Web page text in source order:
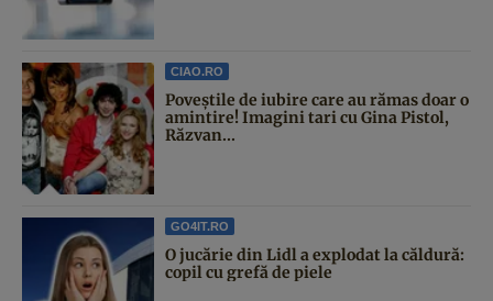
CIAO.RO
Poveştile de iubire care au rămas doar o
amintire! Imagini tari cu Gina Pistol,
Răzvan...
GO4IT.RO
O jucărie din Lidl a explodat la căldură:
copil cu grefă de piele